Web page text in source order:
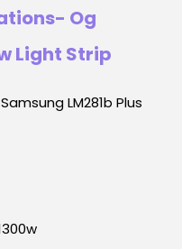
Og
Light Strip
LM281b Plus